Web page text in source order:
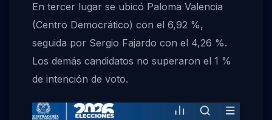
En tercer lugar se ubicó Paloma Valencia
(Centro Democrático) con el 6,92 %,
seguida por Sergio Fajardo con el 4,26 %.
Los demás candidatos no superaron el 1 %
de intención de voto.